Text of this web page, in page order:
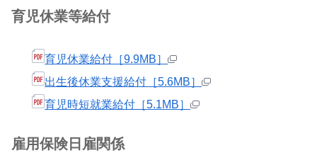
育児休業等給付
育児休業給付［9.9MB］
出生後休業支援給付［5.6MB］
育児時短就業給付［5.1MB］
雇用保険日雇関係